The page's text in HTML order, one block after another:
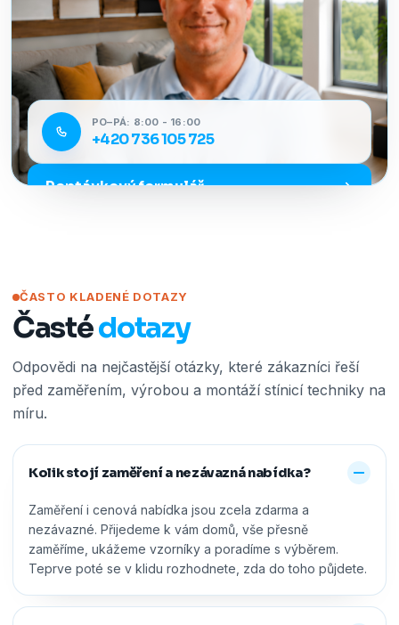
PO–PÁ: 8:00 - 16:00
+420 736 105 725
Poptávkový formulář
ČASTO KLADENÉ DOTAZY
Častédotazy
Odpovědi na nejčastější otázky, které zákazníci řeší
před zaměřením, výrobou a montáží stínicí techniky na
míru.
Kolik stojí zaměření a nezávazná nabídka?
Zaměření i cenová nabídka jsou zcela zdarma a
nezávazné. Přijedeme k vám domů, vše přesně
zaměříme, ukážeme vzorníky a poradíme s výběrem.
Teprve poté se v klidu rozhodnete, zda do toho půjdete.